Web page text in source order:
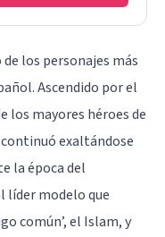
los personajes más
Ascendido por el
los mayores héroes de
exaltándose
la época del
líder modelo que
común’, el Islam, y